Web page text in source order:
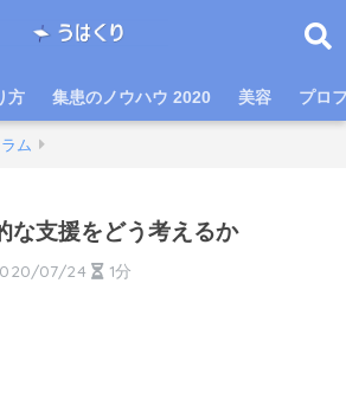
方 集患のノウハウ 2020 美容 プロ
ム
な支援をどう考えるか
07/24 1分